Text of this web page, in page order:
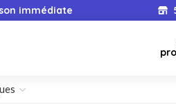
immédiate